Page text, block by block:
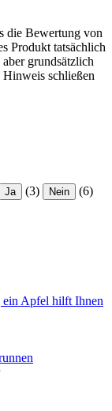
die Bewertung von
Produkt tatsächlich
grundsätzlich
Hinweis schließen
Ja (3) Nein (6)
ein Apfel hilft Ihnen